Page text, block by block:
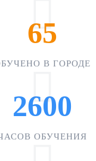
65
В ГОРОДЕ
2600
ОБУЧЕНИЯ